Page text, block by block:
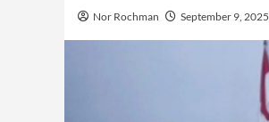
Nor Rochman September 9, 2025